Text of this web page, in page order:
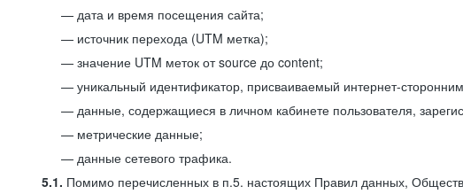
дата и время посещения сайта;
источник перехода (UTM метка);
значение UTM меток от source до content;
уникальный идентификатор, присваиваемый интернет-
данные, содержащиеся в личном кабинете пользователя,
метрические данные;
данные сетевого трафика.
5.1. Помимо перечисленных в п.5. настоящих Правил данных,